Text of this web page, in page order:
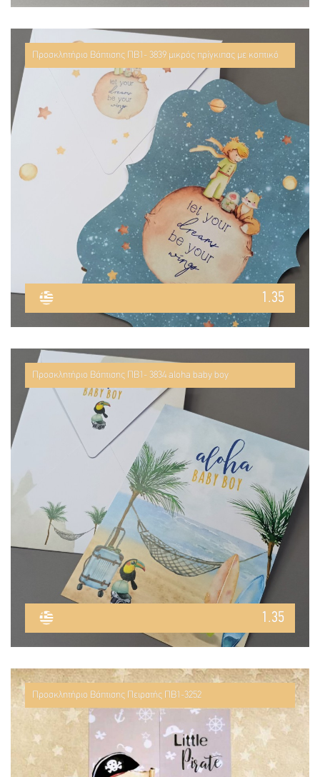
Προσκλητήριο Βάπτισης ΠΒ1- 3839 μικρός πρίγκιπας με κοπτικό
1.35
Προσκλητήριο Βάπτισης ΠΒ1- 3834 aloha baby boy
1.35
Προσκλητήριο Βάπτισης Πειρατής ΠΒ1-3252